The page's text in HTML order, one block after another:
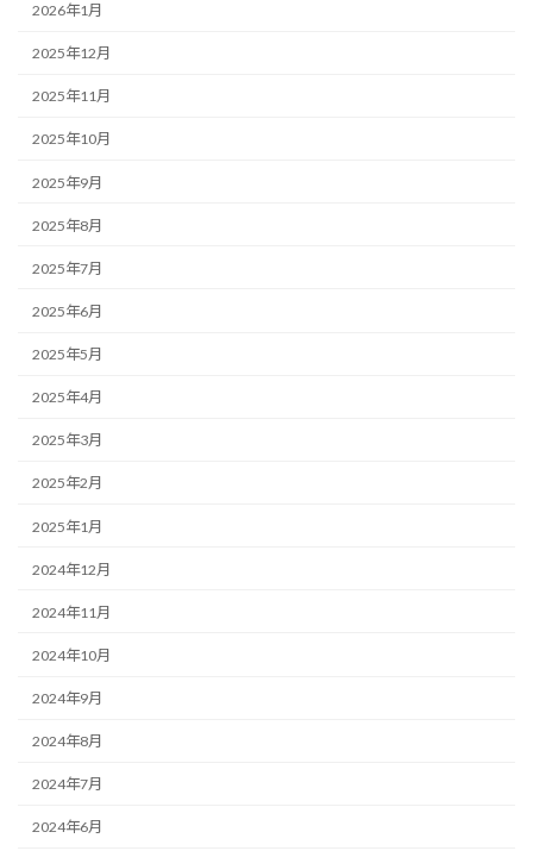
2026年1月
2025年12月
2025年11月
2025年10月
2025年9月
2025年8月
2025年7月
2025年6月
2025年5月
2025年4月
2025年3月
2025年2月
2025年1月
2024年12月
2024年11月
2024年10月
2024年9月
2024年8月
2024年7月
2024年6月